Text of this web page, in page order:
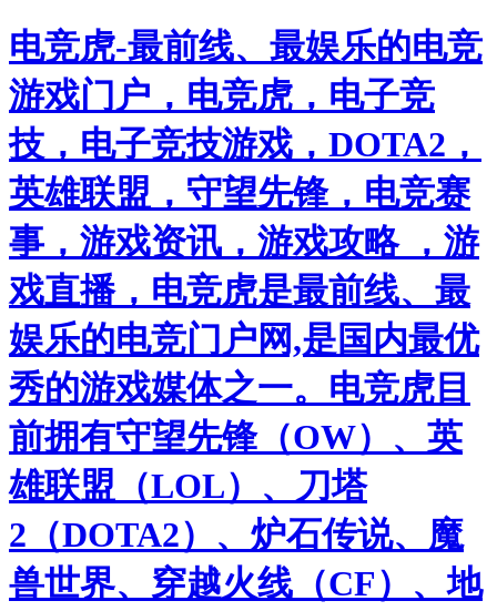
电竞虎-最前线、最娱乐的电竞
游戏门户，电竞虎，电子竞
技，电子竞技游戏，DOTA2，
英雄联盟，守望先锋，电竞赛
事，游戏资讯，游戏攻略 ，游
戏直播，电竞虎是最前线、最
娱乐的电竞门户网,是国内最优
秀的游戏媒体之一。电竞虎目
前拥有守望先锋（OW）、英
雄联盟（LOL）、刀塔
2（DOTA2）、炉石传说、魔
兽世界、穿越火线（CF）、地